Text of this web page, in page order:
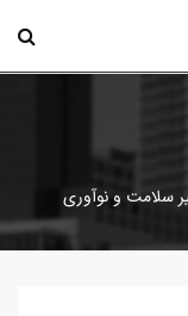
سلامت و نوآوری